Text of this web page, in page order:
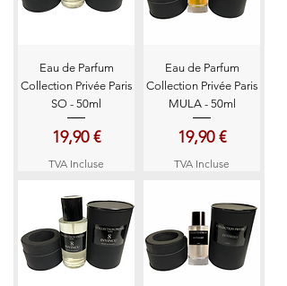
Eau de Parfum
Collection Privée Paris
SO - 50ml
Prix
19,90 €
TVA Incluse
Eau de Parfum
Collection Privée Paris
MULA - 50ml
Prix
19,90 €
TVA Incluse